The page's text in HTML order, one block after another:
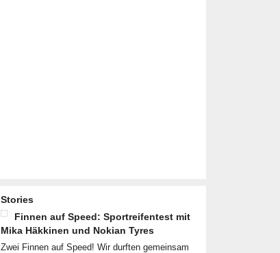
Stories
Finnen auf Speed: Sportreifentest mit
Mika Häkkinen und Nokian Tyres
Zwei Finnen auf Speed! Wir durften gemeinsam